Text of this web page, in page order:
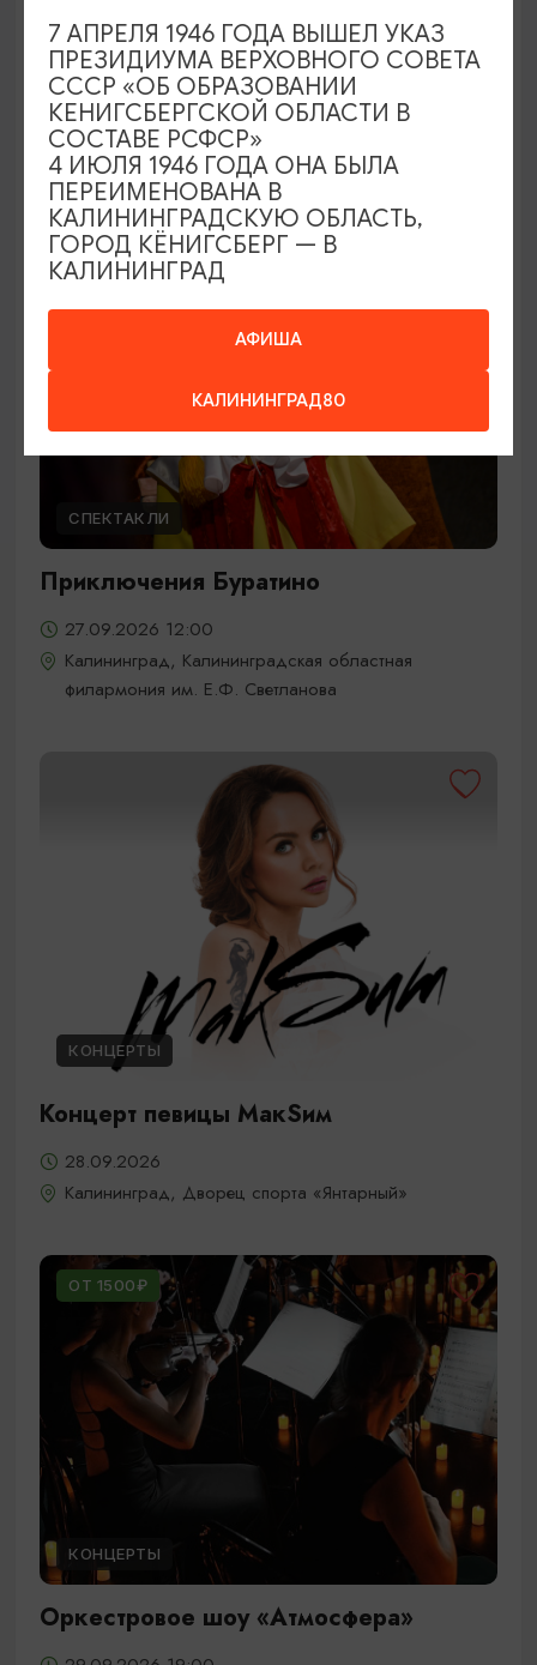
Прогулки по старому городу с И.
Кантом
27.09.2026 18:00
Калининград, Калининградская областная
филармония им. Е.Ф. Светланова
ОТ 650₽
СПЕКТАКЛИ
Приключения Буратино
27.09.2026 12:00
Калининград, Калининградская областная
филармония им. Е.Ф. Светланова
КОНЦЕРТЫ
Концерт певицы МакSим
28.09.2026
Калининград, Дворец спорта «Янтарный»
ОТ 1500₽
КОНЦЕРТЫ
Оркестровое шоу «Атмосфера»
АФИША
КАЛИНИНГРАД80
7 АПРЕЛЯ 1946 ГОДА ВЫШЕЛ УКАЗ
ПРЕЗИДИУМА ВЕРХОВНОГО СОВЕТА
СССР «ОБ ОБРАЗОВАНИИ
КЕНИГСБЕРГСКОЙ ОБЛАСТИ В
СОСТАВЕ РСФСР»
4 ИЮЛЯ 1946 ГОДА ОНА БЫЛА
ПЕРЕИМЕНОВАНА В
КАЛИНИНГРАДСКУЮ ОБЛАСТЬ,
ГОРОД КЁНИГСБЕРГ — В
КАЛИНИНГРАД